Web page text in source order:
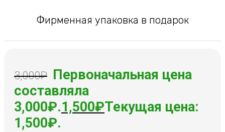
Фирменная упаковка в подарок
3,000₽ Первоначальная цена
составляла
3,000₽.1,500₽Текущая цена:
1,500₽.